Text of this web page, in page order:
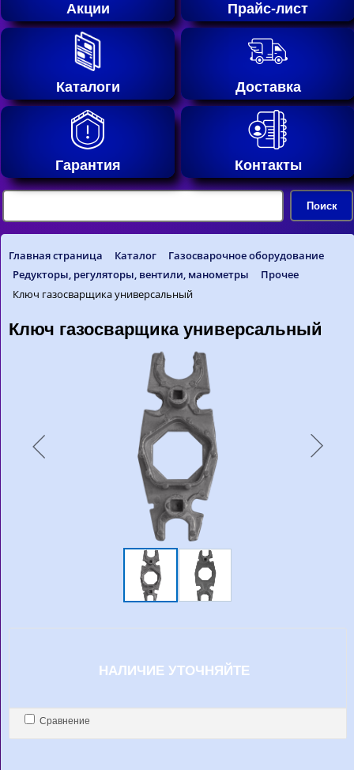
Акции Прайс-лист
Каталоги Доставка
Гарантия Контакты
Главная страница Каталог
Газосварочное оборудование
Редукторы, регуляторы, вентили, манометры
Прочее
Ключ газосварщика универсальный
Ключ газосварщика универсальный
НАЛИЧИЕ УТОЧНЯЙТЕ
Сравнение